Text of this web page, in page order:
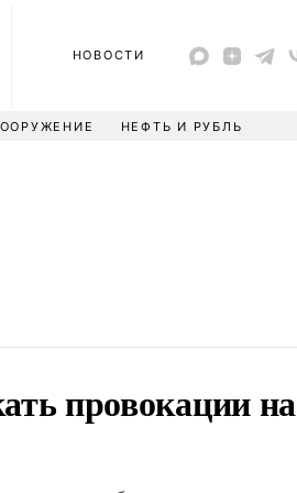
НОВОСТИ
НЕФТЬ И РУБЛЬ
провокации на